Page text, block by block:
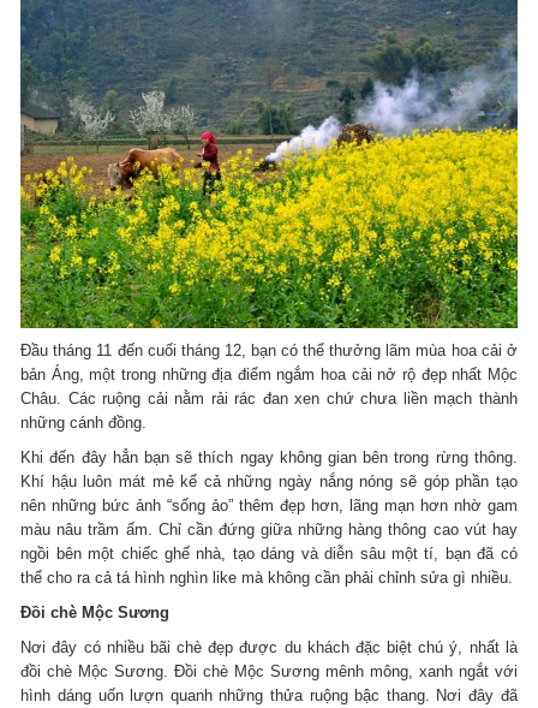
Đầu tháng 11 đến cuối tháng 12, bạn có thể thưởng lãm mùa hoa cải ở
bản Áng, một trong những địa điểm ngắm hoa cải nở rộ đẹp nhất Mộc
Châu. Các ruộng cải nằm rải rác đan xen chứ chưa liền mạch thành
những cánh đồng.
Khi đến đây hẳn bạn sẽ thích ngay không gian bên trong rừng thông.
Khí hậu luôn mát mẻ kể cả những ngày nắng nóng sẽ góp phần tạo
nên những bức ảnh “sống ảo” thêm đẹp hơn, lãng mạn hơn nhờ gam
màu nâu trầm ấm. Chỉ cần đứng giữa những hàng thông cao vút hay
ngồi bên một chiếc ghế nhà, tạo dáng và diễn sâu một tí, bạn đã có
thể cho ra cả tá hình nghìn like mà không cần phải chỉnh sửa gì nhiều.
Đồi chè Mộc Sương
Nơi đây có nhiều bãi chè đẹp được du khách đặc biệt chú ý, nhất là
đồi chè Mộc Sương. Đồi chè Mộc Sương mênh mông, xanh ngắt với
hình dáng uốn lượn quanh những thửa ruộng bậc thang. Nơi đây đã